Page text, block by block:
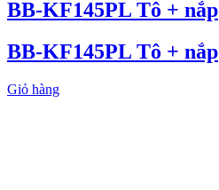
BB-KF145PL Tô + nắp
BB-KF145PL Tô + nắp
Giỏ hàng